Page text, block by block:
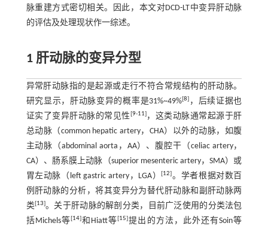
脉重建方式密切相关。因此，本文对DCD-LT中变异肝动脉
的评估及处理现状作一综述。
1 肝动脉的变异分型
异常肝动脉指的是起源或走行不符合常规结构的肝动脉。
研究显示，肝动脉变异的概率是31%~49%[8] ，后续证据也
证实了变异肝动脉的常见性[9-11]，这类动脉通常起源于肝
总动脉（common hepatic artery，CHA）以外的动脉，如腹
主动脉（abdominal aorta，AA）、腹腔干（celiac artery，
CA）、肠系膜上动脉（superior mesenteric artery，SMA）或
胃左动脉（left gastric artery，LGA）[12]。学者根据对数百
例肝动脉的分析，将其变异分为替代肝动脉和副肝动脉两
类[13]。关于肝动脉的解剖分类，目前广泛使用的分类法包
括Michels等[14]和Hiatt等[15]提出的方法，此外还有Soin等